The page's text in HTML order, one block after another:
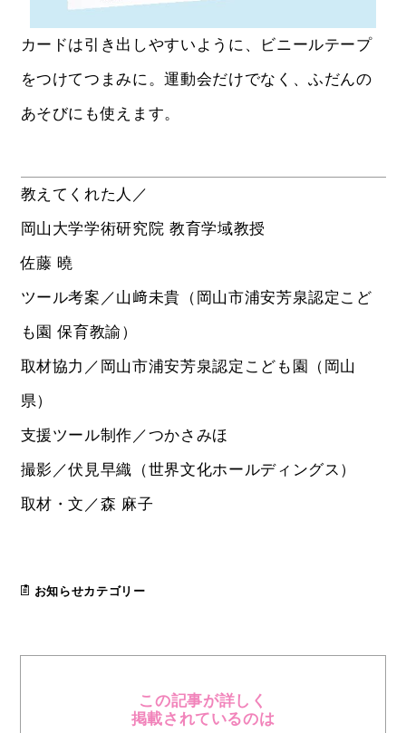
カードは引き出しやすいように、ビニールテープ
をつけてつまみに。運動会だけでなく、ふだんの
あそびにも使えます。
教えてくれた人／
岡山大学学術研究院 教育学域教授
佐藤 曉
ツール考案／山﨑未貴（岡山市浦安芳泉認定こど
も園 保育教諭）
取材協力／岡山市浦安芳泉認定こども園（岡山
県）
支援ツール制作／つかさみほ
撮影／伏見早織（世界文化ホールディングス）
取材・文／森 麻子
お知らせカテゴリー
この記事が詳しく
掲載されているのは